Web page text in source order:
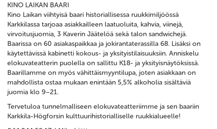
KINO LAIKAN BAARI
Kino Laikan viihtyisä baari historiallisessa ruukkimiljöössä
Karkkilassa tarjoaa asiakkailleen laatuoluita, kahvia, viinejä,
virvoitusjuomia, 3 Kaverin Jäätelöä sekä talon sandwichejä.
Baarissa on 60 asiakaspaikkaa ja jokirantaterassilla 68. Lisäksi on
käytettävissä kabinetti kokous- ja yksityistilaisuuksiin. Anniskelu
elokuvateatterin puolella on sallittu K18- ja yksityisnäytöksissä.
Baarillamme on myös vähittäismyyntilupa, joten asiakkaan on
mahdollista ostaa mukaan enintään 5,5% alkoholia sisältäviä
juomia klo 9–21.
Tervetuloa tunnelmalliseen elokuvateatteriimme ja sen baariin
Karkkila-Högforsin kulttuurihistorialliselle ruukkialueelle!